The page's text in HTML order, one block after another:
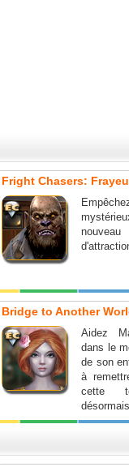
Fright Chasers:
Bridge to Another
Aidez
dans le
de son
à
cette